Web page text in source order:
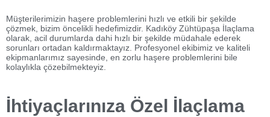
Müşterilerimizin haşere problemlerini hızlı ve etkili bir şekilde
çözmek, bizim öncelikli hedefimizdir. Kadıköy Zühtüpaşa İlaçlama
olarak, acil durumlarda dahi hızlı bir şekilde müdahale ederek
sorunları ortadan kaldırmaktayız. Profesyonel ekibimiz ve kaliteli
ekipmanlarımız sayesinde, en zorlu haşere problemlerini bile
kolaylıkla çözebilmekteyiz.
İhtiyaçlarınıza Özel İlaçlama